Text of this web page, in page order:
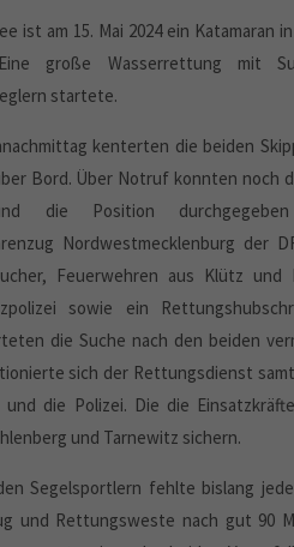
ist am 15. Mai 2024 ein Katamaran
große Wasserrettung mit
startete.
kenterten die beiden
Bord. Über Notruf konnten noch
die Position
Nordwestmecklenburg der
Feuerwehren aus Klütz und
sowie ein
die Suche nach den beiden
sich der Rettungsdienst
und die Polizei. Die die
und Tarnewitz sichern.
Segelsportlern fehlte bislang
und Rettungsweste nach gut 90